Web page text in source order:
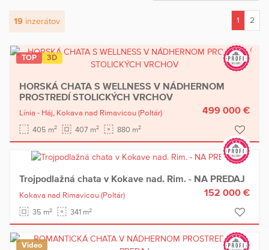
19 inzerátov
1
2
TOP 3D
HORSKÁ CHATA S WELLNESS V NÁDHERNOM
PROSTREDÍ STOLICKÝCH VRCHOV
Línia - Háj, Kokava nad Rimavicou (Poltár)
405 m2 407 m2 880 m2
499 000 €
Trojpodlažná chata v Kokave nad. Rim. - NA PREDAJ
Kokava nad Rimavicou (Poltár)
35 m2 341 m2
152 000 €
Video